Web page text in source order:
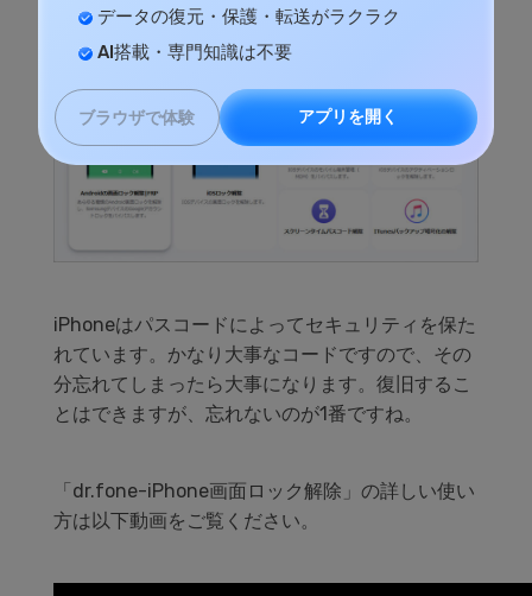
データの復元・保護・転送がラクラク
AI搭載・専門知識は不要
ブラウザで体験 アプリを開く
iPhoneはパスコードによってセキュリティを保た
れています。かなり大事なコードですので、その
分忘れてしまったら大事になります。復旧するこ
とはできますが、忘れないのが1番ですね。
「dr.fone-iPhone画面ロック解除」の詳しい使い
方は以下動画をご覧ください。